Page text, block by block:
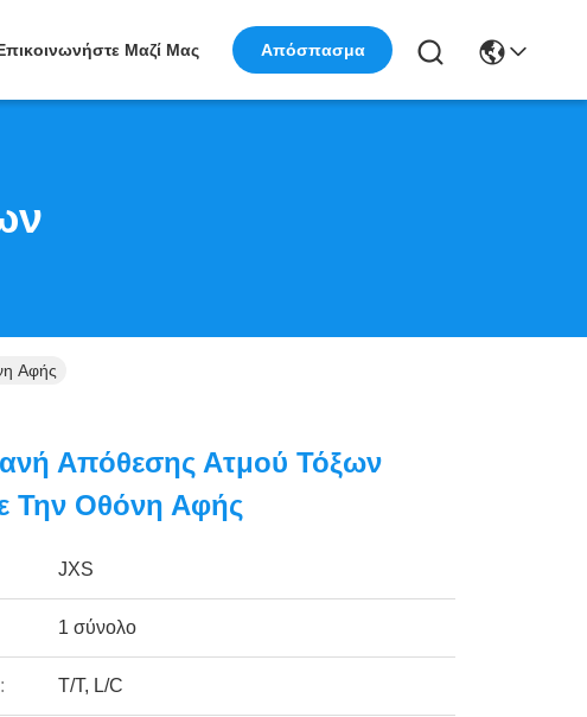
Μαζί Μας Απόσπασμα
Αφής
Απόθεσης Ατμού Τόξων
Την Οθόνη Αφής
JXS
1 σύνολο
T/T, L/C